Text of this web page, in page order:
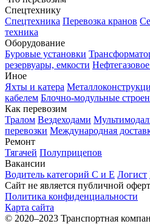
Спецтехнику
Спецтехника Перевозка кранов
техника
Оборудование
Буровые установки
резервуары, емкости
Иное
Яхты и катера
кабелем Блочно-модульные
Как перевозим
Тралом Вездеходами
перевозки Международная
Ремонт
Тягачей Полуприцепов
Вакансии
Водитель категорий С и Е Логист
Сайт не является публичной
Политика конфиденциальности
Карта сайта
© 2020–2023 Транспортная